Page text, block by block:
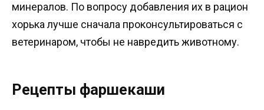
минералов. По вопросу добавления их в рацион
хорька лучше сначала проконсультироваться с
ветеринаром, чтобы не навредить животному.
Рецепты фаршекаши